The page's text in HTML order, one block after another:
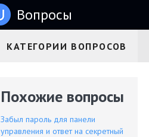
Вопросы
КАТЕГОРИИ ВОПРОСОВ
Похожие вопросы
Забыл пароль для панели
управления и ответ на секретный